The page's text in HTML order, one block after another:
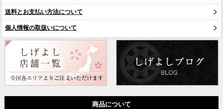
送料とお支払い方法について
個人情報の取扱いについて
商品について